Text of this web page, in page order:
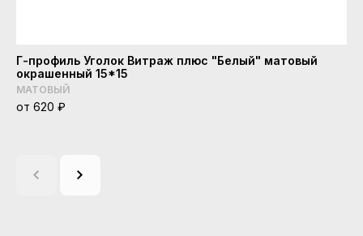
Г-профиль Уголок Витраж плюс "Белый" матовый
окрашенный 15*15
МАТОВЫЙ
от 620 ₽